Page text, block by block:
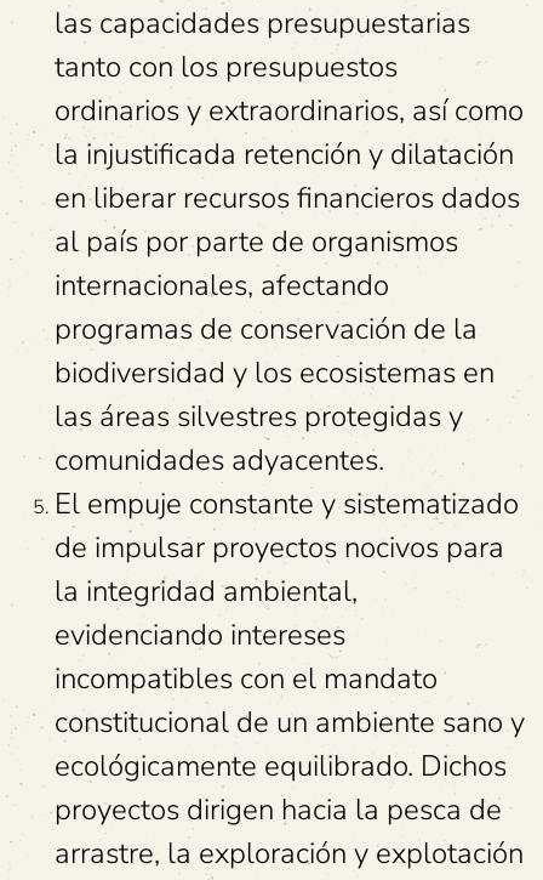
las capacidades presupuestarias
tanto con los presupuestos
ordinarios y extraordinarios, así como
la injustificada retención y dilatación
en liberar recursos financieros dados
al país por parte de organismos
internacionales, afectando
programas de conservación de la
biodiversidad y los ecosistemas en
las áreas silvestres protegidas y
comunidades adyacentes.
El empuje constante y sistematizado
de impulsar proyectos nocivos para
la integridad ambiental,
evidenciando intereses
incompatibles con el mandato
constitucional de un ambiente sano y
ecológicamente equilibrado. Dichos
proyectos dirigen hacia la pesca de
arrastre, la exploración y explotación